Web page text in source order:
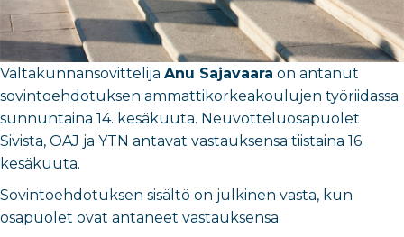
Valtakunnansovittelija Anu Sajavaara on antanut
sovintoehdotuksen ammattikorkeakoulujen työriidassa
sunnuntaina 14. kesäkuuta. Neuvotteluosapuolet
Sivista, OAJ ja YTN antavat vastauksensa tiistaina 16.
kesäkuuta.
Sovintoehdotuksen sisältö on julkinen vasta, kun
osapuolet ovat antaneet vastauksensa.